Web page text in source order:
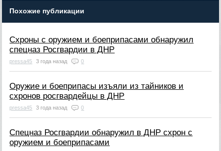
Похожие публикации
Схроны с оружием и боеприпасами обнаружил
спецназ Росгвардии в ДНР
pressa45 3 года назад 0
Оружие и боеприпасы изъяли из тайников и
схронов росгвардейцы в ДНР
pressa45 3 года назад 0
Спецназ Росгвардии обнаружил в ДНР схрон с
оружием и боеприпасами